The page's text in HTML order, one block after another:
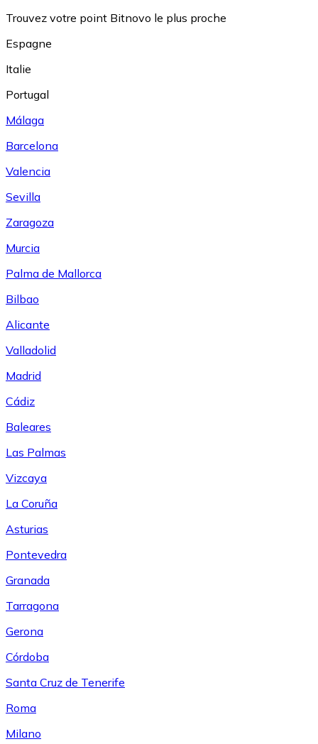
Trouvez votre point Bitnovo le plus proche
Espagne
Italie
Portugal
Málaga
Barcelona
Valencia
Sevilla
Zaragoza
Murcia
Palma de Mallorca
Bilbao
Alicante
Valladolid
Madrid
Cádiz
Baleares
Las Palmas
Vizcaya
La Coruña
Asturias
Pontevedra
Granada
Tarragona
Gerona
Córdoba
Santa Cruz de Tenerife
Roma
Milano